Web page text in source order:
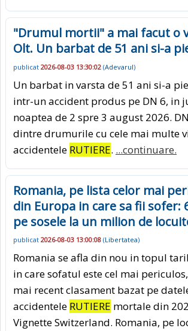
"Drumul mortii" a mai facut o
Olt. Un barbat de 51 ani si-a
publicat 2026-08-03 13:30:02 (Adevarul)
Un barbat in varsta de 51 ani si-a
intr-un accident produs pe DN 6, in
noaptea de 2 spre 3 august 2026.
dintre drumurile cu cele mai multe
accidentele RUTIERE. ...continuare.
Romania, pe lista celor mai
din Europa in care sa fii sofer:
pe sosele la un milion de
publicat 2026-08-03 13:00:08 (Libertatea)
Romania se afla din nou in topul
in care sofatul este cel mai
mai recent clasament bazat pe
accidentele RUTIERE mortale din
Vignette Switzerland. Romania, pe